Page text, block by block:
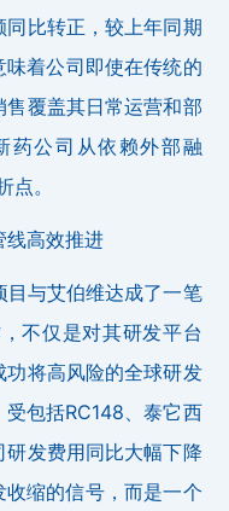
比转正，较上年同期
着公司即使在传统的
覆盖其日常运营和部
药公司从依赖外部融
点。
线高效推进
与艾伯维达成了一笔
不仅是对其研发平台
将高风险的全球研发
包括RC148、泰它西
发费用同比大幅下降
缩的信号，而是一个